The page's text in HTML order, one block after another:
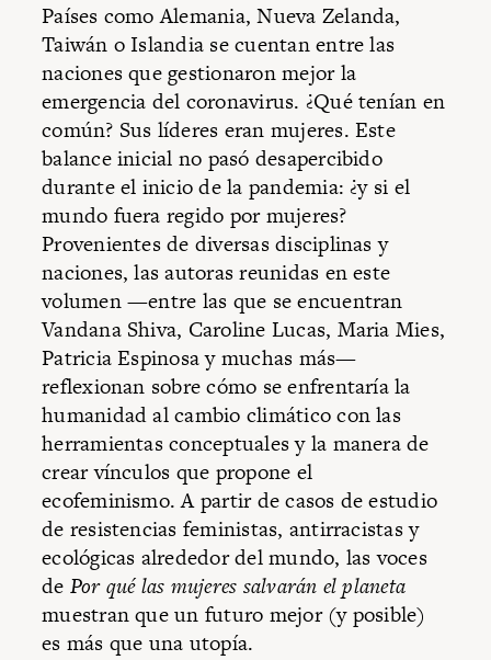
Países como Alemania, Nueva Zelanda,
Taiwán o Islandia se cuentan entre las
naciones que gestionaron mejor la
emergencia del coronavirus. ¿Qué tenían en
común? Sus líderes eran mujeres. Este
balance inicial no pasó desapercibido
durante el inicio de la pandemia: ¿y si el
mundo fuera regido por mujeres?
Provenientes de diversas disciplinas y
naciones, las autoras reunidas en este
volumen —entre las que se encuentran
Vandana Shiva, Caroline Lucas, Maria Mies,
Patricia Espinosa y muchas más—
reflexionan sobre cómo se enfrentaría la
humanidad al cambio climático con las
herramientas conceptuales y la manera de
crear vínculos que propone el
ecofeminismo. A partir de casos de estudio
de resistencias feministas, antirracistas y
ecológicas alrededor del mundo, las voces
de Por qué las mujeres salvarán el planeta
muestran que un futuro mejor (y posible)
es más que una utopía.